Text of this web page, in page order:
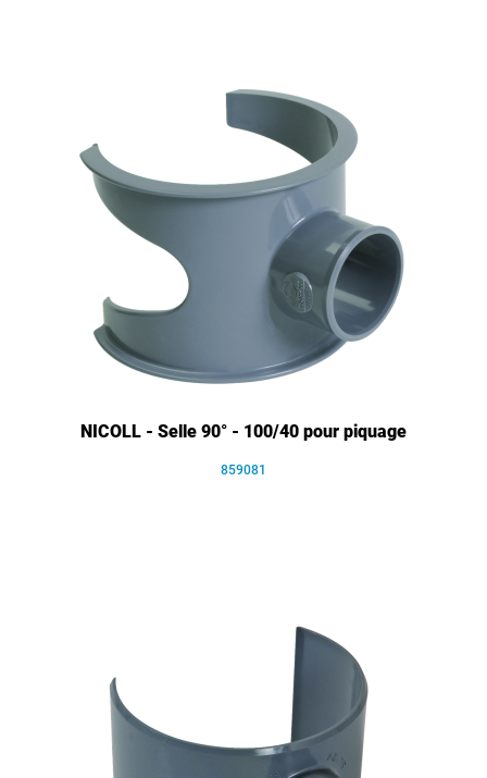
NICOLL - Selle 90° - 100/40 pour piquage
859081